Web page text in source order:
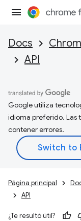
Docs
API
Google utiliza
idioma preferido. Las
contener errores.
Página principal
API
¿Te resultó útil?